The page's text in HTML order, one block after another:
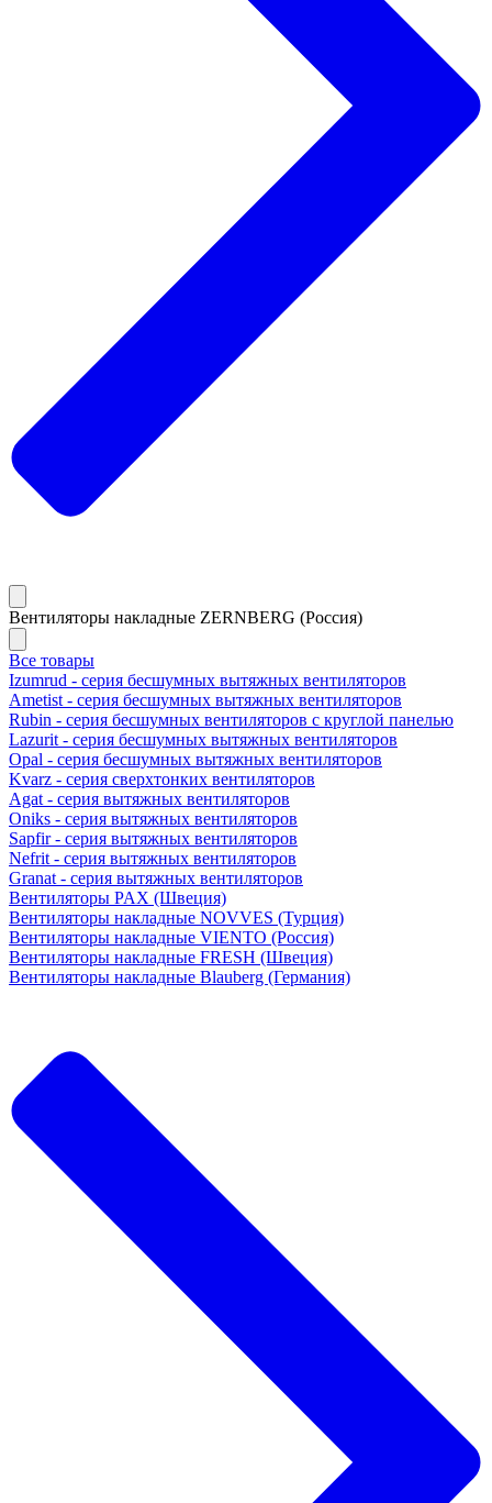
Вентиляторы накладные ZERNBERG (Россия)
Все товары
Izumrud - серия бесшумных вытяжных вентиляторов
Ametist - серия бесшумных вытяжных вентиляторов
Rubin - серия бесшумных вентиляторов с круглой панелью
Lazurit - серия бесшумных вытяжных вентиляторов
Opal - серия бесшумных вытяжных вентиляторов
Kvarz - серия сверхтонких вентиляторов
Agat - серия вытяжных вентиляторов
Oniks - серия вытяжных вентиляторов
Sapfir - серия вытяжных вентиляторов
Nefrit - серия вытяжных вентиляторов
Granat - серия вытяжных вентиляторов
Вентиляторы PAX (Швеция)
Вентиляторы накладные NOVVES (Турция)
Вентиляторы накладные VIENTO (Россия)
Вентиляторы накладные FRESH (Швеция)
Вентиляторы накладные Blauberg (Германия)